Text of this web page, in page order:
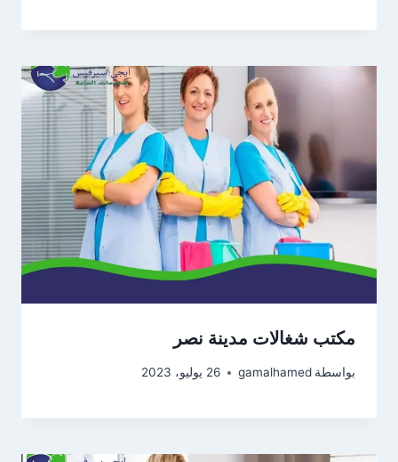
مكتب شغالات مدينة نصر
بواسطة gamalhamed 26 يوليو، 2023